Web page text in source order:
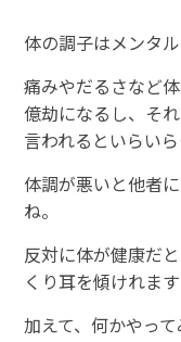
体の調子はメンタル
痛みやだるさなど
億劫になるし、そ
言われるといらいら
体調が悪いと他者
ね。
反対に体が健康だ
くり耳を傾けれま
加えて、何かやっ